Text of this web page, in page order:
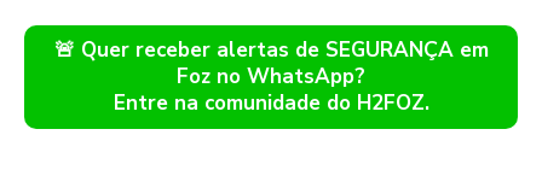
🚨 Quer receber alertas de SEGURANÇA em
Foz no WhatsApp?
Entre na comunidade do H2FOZ.